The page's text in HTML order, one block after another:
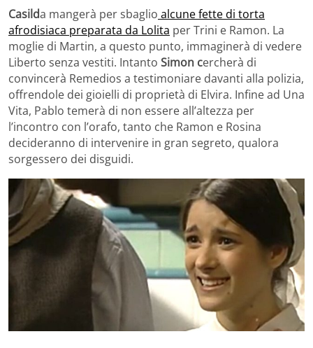
Casilda mangerà per sbaglio alcune fette di torta
afrodisiaca preparata da Lolita per Trini e Ramon. La
moglie di Martin, a questo punto, immaginerà di vedere
Liberto senza vestiti. Intanto Simon cercherà di
convincerà Remedios a testimoniare davanti alla polizia,
offrendole dei gioielli di proprietà di Elvira. Infine ad Una
Vita, Pablo temerà di non essere all’altezza per
l’incontro con l’orafo, tanto che Ramon e Rosina
decideranno di intervenire in gran segreto, qualora
sorgessero dei disguidi.